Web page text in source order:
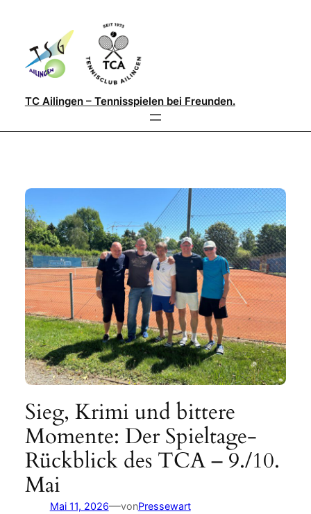
wechseln
TC Ailingen – Tennisspielen bei Freunden.
Sieg, Krimi und bittere
Momente: Der Spieltage-
Rückblick des TCA – 9./10.
Mai
Mai 11, 2026—vonPressewart